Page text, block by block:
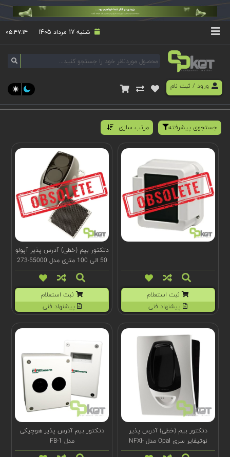
شنبه 17 مرداد 1405 ۰۵:۴۷:۱۴
ورود/ ثبت نام
جستجوی پیشرفته مرتب سازی
ثبت استعلام
پیشنهاد فنی
دتکتور بیم (خطی) آدرس پذیر آپولو
50 الی 100 متری مدل 55000-273
ثبت استعلام
پیشنهاد فنی
دتکتور بیم (خطی) آدرس پذیر
نوتیفایر سری Opal مدل NFXI-
BEAM-T
دتکتور بیم آدرس پذیر هوچیکی
مدل FB-1